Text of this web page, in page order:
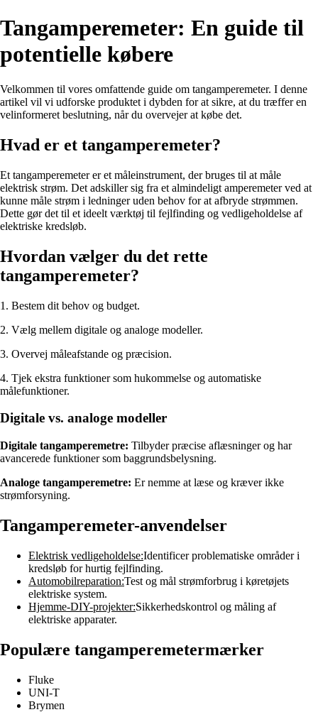
Tangamperemeter: En guide til
potentielle købere
Velkommen til vores omfattende guide om tangamperemeter. I denne
artikel vil vi udforske produktet i dybden for at sikre, at du træffer en
velinformeret beslutning, når du overvejer at købe det.
Hvad er et tangamperemeter?
Et tangamperemeter er et måleinstrument, der bruges til at måle
elektrisk strøm. Det adskiller sig fra et almindeligt amperemeter ved at
kunne måle strøm i led­ninger uden behov for at afbryde strømmen.
Dette gør det til et ideelt værktøj til fejlfinding og vedligeholdelse af
elektriske kredsløb.
Hvordan vælger du det rette
tangamperemeter?
1. Bestem dit behov og budget.
2. Vælg mellem digitale og analoge modeller.
3. Overvej måleafstande og præcision.
4. Tjek ekstra funktioner som hukommelse og automatiske
målefunktioner.
Digitale vs. analoge modeller
Digitale tangamperemetre: Tilbyder præcise aflæsninger og har
avancerede funktioner som baggrundsbelysning.
Analoge tangamperemetre: Er nemme at læse og kræver ikke
strømforsyning.
Tangamperemeter-anvendelser
Elektrisk vedligeholdelse:Identificer problematiske områder i
kredsløb for hurtig fejlfinding.
Automobilreparation:Test og mål strømforbrug i køretøjets
elektriske system.
Hjemme-DIY-projekter:Sikkerhedskontrol og måling af
elektriske apparater.
Populære tangamperemetermærker
Fluke
UNI-T
Brymen